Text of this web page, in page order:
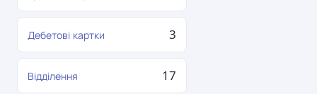
Дебетові картки 3
Відділення 17